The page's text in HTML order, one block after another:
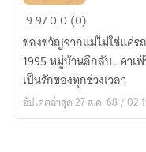
1995
เวลา
มา
รัก
เธอ
99700 (0)
ของขวัญจากแม่ไม่ใช่แค่
1995 หมู่บ้านลึกลับ…คาเ
เป็นรักของทุกช่วงเวลา
อัปเดตล่าสุด 27 ส.ค. 68 /